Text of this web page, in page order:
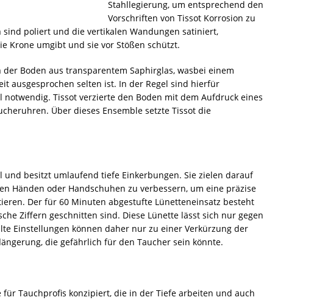
Stahllegierung, um entsprechend den
Vorschriften von Tissot Korrosion zu
poliert und die vertikalen Wandungen satiniert,
Krone umgibt und sie vor Stößen schützt.
Boden aus transparentem Saphirglas, wasbei einem
ausgesprochen selten ist. In der Regel sind hierfür
notwendig. Tissot verzierte den Boden mit dem Aufdruck eines
Über dieses Ensemble setzte Tissot die
und besitzt umlaufend tiefe Einkerbungen. Sie zielen darauf
Händen oder Handschuhen zu verbessern, um eine präzise
Der für 60 Minuten abgestufte Lünetteneinsatz besteht
Ziffern geschnitten sind. Diese Lünette lässt sich nur gegen
Einstellungen können daher nur zu einer Verkürzung der
die gefährlich für den Taucher sein könnte.
für Tauchprofis konzipiert, die in der Tiefe arbeiten und auch